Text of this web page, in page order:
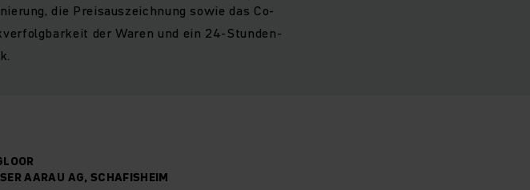
die Preisauszeichnung sowie das Co-
der Waren und ein 24-Stunden-
AARAU AG, SCHAFISHEIM